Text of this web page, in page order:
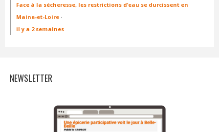
Face à la sécheresse, les restrictions d’eau se durcissent en
Maine-et-Loire ·
il y a 2 semaines
NEWSLETTER